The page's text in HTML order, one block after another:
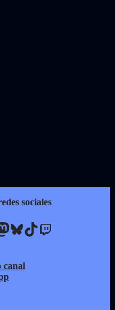
sociales
Bluesky TikTok Twitch
canal